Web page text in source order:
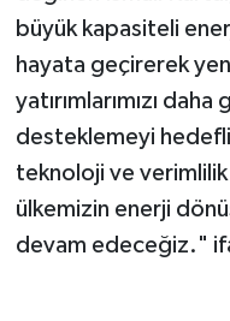
büyük kapasiteli
hayata geçirerek
yatırımlarımızı
desteklemeyi
teknoloji ve verimlilik
ülkemizin enerji
devam edeceğiz."